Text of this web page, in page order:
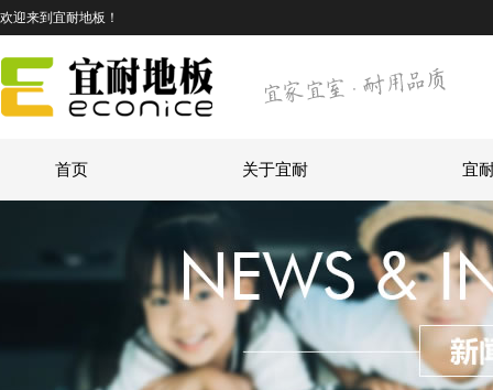
欢迎来到宜耐地板！
首页 关于宜耐 宜